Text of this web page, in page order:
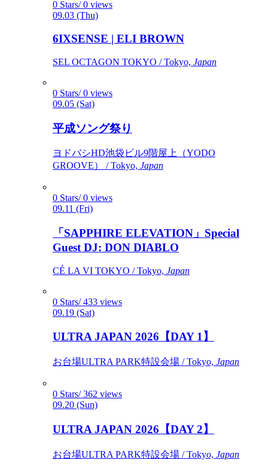
0 Stars/ 0 views
09.03 (Thu)
6IXSENSE | ELI BROWN
SEL OCTAGON TOKYO / Tokyo, Japan
0 Stars/ 0 views
09.05 (Sat)
平成ソング祭り
ヨドバシHD池袋ビル9階屋上（YODO
GROOVE） / Tokyo, Japan
0 Stars/ 0 views
09.11 (Fri)
「SAPPHIRE ELEVATION」Special
Guest DJ: DON DIABLO
CÉ LA VI TOKYO / Tokyo, Japan
0 Stars/ 433 views
09.19 (Sat)
ULTRA JAPAN 2026【DAY 1】
お台場ULTRA PARK特設会場 / Tokyo, Japan
0 Stars/ 362 views
09.20 (Sun)
ULTRA JAPAN 2026【DAY 2】
お台場ULTRA PARK特設会場 / Tokyo, Japan